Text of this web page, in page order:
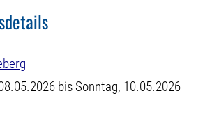
bis Sonntag, 10.05.2026